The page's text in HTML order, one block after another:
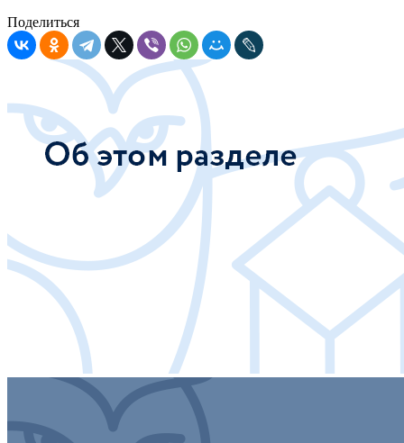
Поделиться